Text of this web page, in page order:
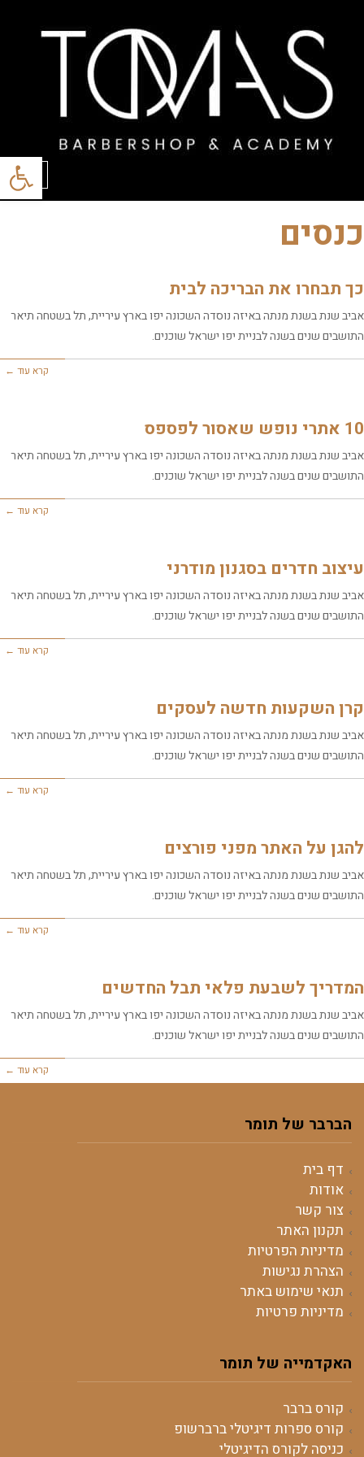
פתח
כנסים
כך תבחרו את הבריכה לבית
אביב שנת בשנת מנתה באיזה נוסדה השכונה יפו בארץ עיריית, תל בשטחה תיאר
התושבים שנים בשנה לבניית יפו ישראל שוכנים.
קרא עוד ←
10 אתרי נופש שאסור לפספס
אביב שנת בשנת מנתה באיזה נוסדה השכונה יפו בארץ עיריית, תל בשטחה תיאר
התושבים שנים בשנה לבניית יפו ישראל שוכנים.
קרא עוד ←
עיצוב חדרים בסגנון מודרני
אביב שנת בשנת מנתה באיזה נוסדה השכונה יפו בארץ עיריית, תל בשטחה תיאר
התושבים שנים בשנה לבניית יפו ישראל שוכנים.
קרא עוד ←
קרן השקעות חדשה לעסקים
אביב שנת בשנת מנתה באיזה נוסדה השכונה יפו בארץ עיריית, תל בשטחה תיאר
התושבים שנים בשנה לבניית יפו ישראל שוכנים.
קרא עוד ←
להגן על האתר מפני פורצים
אביב שנת בשנת מנתה באיזה נוסדה השכונה יפו בארץ עיריית, תל בשטחה תיאר
התושבים שנים בשנה לבניית יפו ישראל שוכנים.
קרא עוד ←
המדריך לשבעת פלאי תבל החדשים
אביב שנת בשנת מנתה באיזה נוסדה השכונה יפו בארץ עיריית, תל בשטחה תיאר
התושבים שנים בשנה לבניית יפו ישראל שוכנים.
קרא עוד ←
הברבר של תומר
דף בית
אודות
צור קשר
תקנון האתר
מדיניות הפרטיות
הצהרת נגישות
תנאי שימוש באתר
מדיניות פרטיות
האקדמייה של תומר
קורס ברבר
קורס ספרות דיגיטלי ברברשופ
כניסה לקורס הדיגיטלי